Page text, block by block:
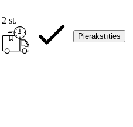
2 st.
Pierakstīties